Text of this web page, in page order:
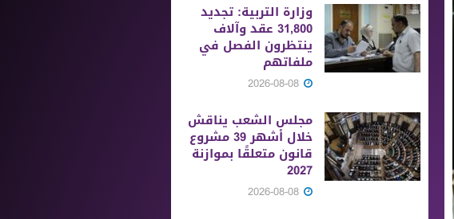
وزارة التربية: تجديد
31,800 عقد وآلاف
ينتظرون الفصل في
ملفاتهم
مجلس الشعب يناقش
خلال أشهر 39 مشروع
قانون متعلقًا بموازنة
2027